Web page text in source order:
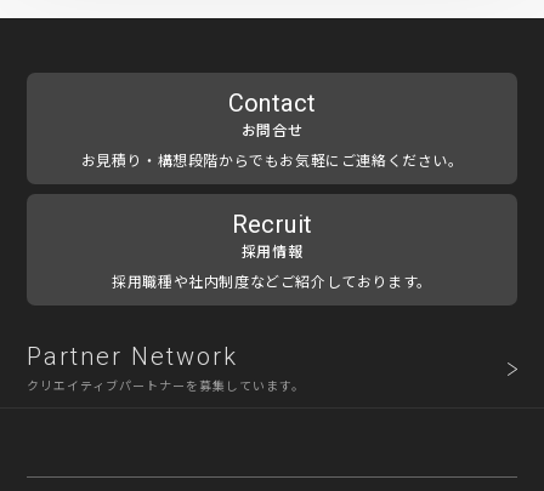
Contact
お問合せ
お見積り・構想段階からでもお気軽にご連絡ください。
Recruit
採用情報
採用職種や社内制度などご紹介しております。
Partner Network
クリエイティブパートナーを募集しています。